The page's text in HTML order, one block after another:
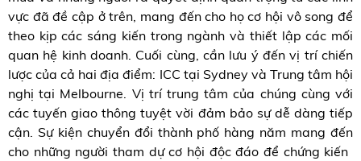
vực đã đề cập ở trên, mang đến cho họ cơ hội vô song để
theo kịp các sáng kiến ​​trong ngành và thiết lập các mối
quan hệ kinh doanh. Cuối cùng, cần lưu ý đến vị trí chiến
lược của cả hai địa điểm: ICC tại Sydney và Trung tâm hội
nghị tại Melbourne. Vị trí trung tâm của chúng cùng với
các tuyến giao thông tuyệt vời đảm bảo sự dễ dàng tiếp
cận. Sự kiện chuyển đổi thành phố hàng năm mang đến
cho những người tham dự cơ hội độc đáo để chứng kiến ​​